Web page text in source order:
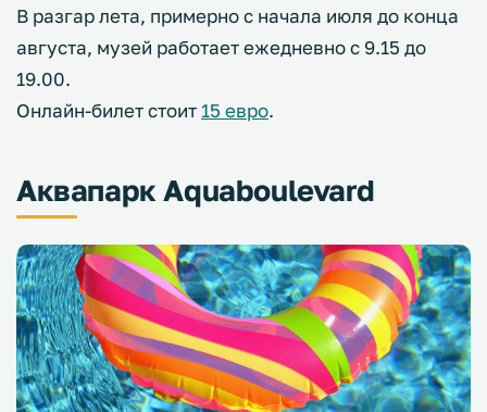
В разгар лета, примерно с начала июля до конца
августа, музей работает ежедневно с 9.15 до
19.00.
Онлайн-билет стоит 15 евро.
Аквапарк Aquaboulevard